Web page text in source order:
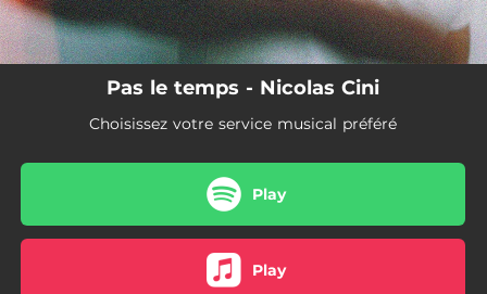
Pas le temps - Nicolas Cini
Choisissez votre service musical préféré
Play
Play